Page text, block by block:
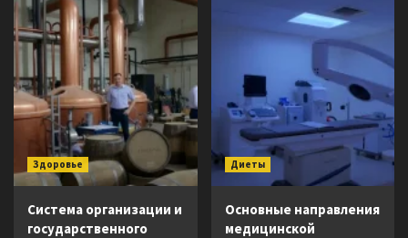
Здоровье
Система организации и
государственного
Диеты
Основные направления
медицинской